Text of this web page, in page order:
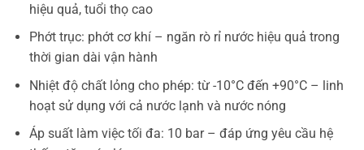
hiệu quả, tuổi thọ cao
Phớt trục: phớt cơ khí – ngăn rò rỉ nước hiệu quả trong
thời gian dài vận hành
Nhiệt độ chất lỏng cho phép: từ -10°C đến +90°C – linh
hoạt sử dụng với cả nước lạnh và nước nóng
Áp suất làm việc tối đa: 10 bar – đáp ứng yêu cầu hệ